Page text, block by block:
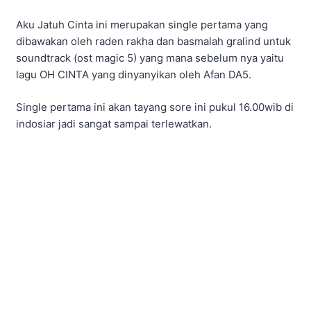
Aku Jatuh Cinta ini merupakan single pertama yang
dibawakan oleh raden rakha dan basmalah gralind untuk
soundtrack (ost magic 5) yang mana sebelum nya yaitu
lagu OH CINTA yang dinyanyikan oleh Afan DA5.
Single pertama ini akan tayang sore ini pukul 16.00wib di
indosiar jadi sangat sampai terlewatkan.